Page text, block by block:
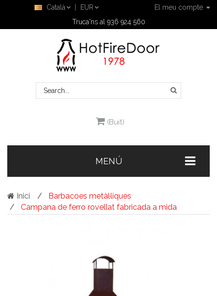
El meu compte
Català
EUR
Truca'ns al 936 924 560
(Buit)
MENÚ
Inici
Barbacoes metàl·liques
Campana de ferro rovellat fabricada a mida